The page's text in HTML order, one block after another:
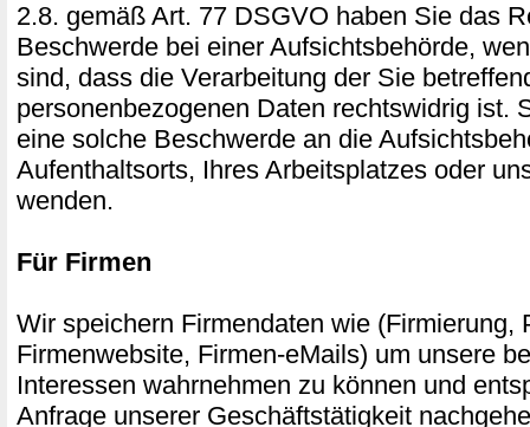
2.8. gemäß Art. 77 DSGVO haben Sie das
Beschwerde bei einer Aufsichtsbehörde,
sind, dass die Verarbeitung der Sie
personenbezogenen Daten rechtswidrig ist.
eine solche Beschwerde an die
Aufenthaltsorts, Ihres Arbeitsplatzes oder
wenden.
Für Firmen
Wir speichern Firmendaten wie (Firmierung,
Firmenwebsite, Firmen-eMails) um unsere
Interessen wahrnehmen zu können und
Anfrage unserer Geschäftstätigkeit